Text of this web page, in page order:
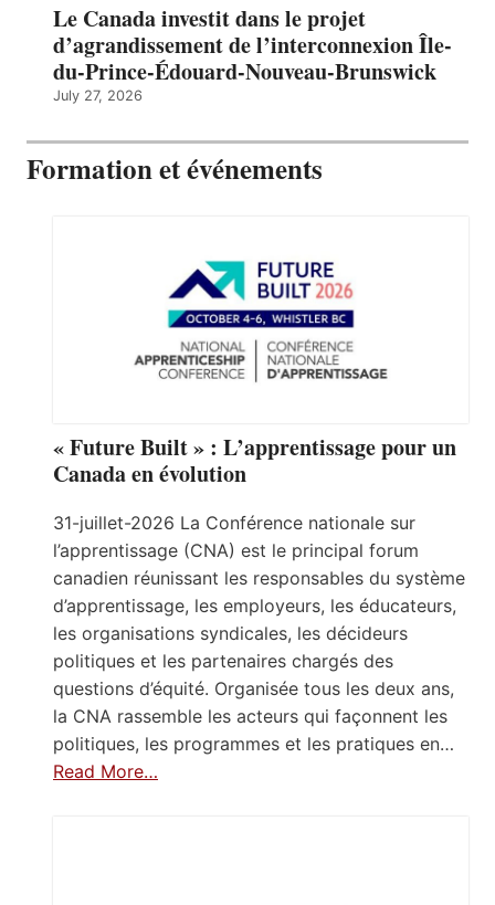
Le Canada investit dans le projet
d’agrandissement de l’interconnexion Île-
du-Prince-Édouard-Nouveau-Brunswick
July 27, 2026
Formation et événements
« Future Built » : L’apprentissage pour un
Canada en évolution
31-juillet-2026 La Conférence nationale sur
l’apprentissage (CNA) est le principal forum
canadien réunissant les responsables du système
d’apprentissage, les employeurs, les éducateurs,
les organisations syndicales, les décideurs
politiques et les partenaires chargés des
questions d’équité. Organisée tous les deux ans,
la CNA rassemble les acteurs qui façonnent les
politiques, les programmes et les pratiques en…
Read More…